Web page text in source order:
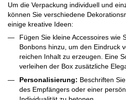
Um die Verpackung individuell und
können Sie verschiedene
einige kreative Ideen:
Fügen Sie kleine Accessoires wie
Bonbons hinzu, um den Eindruck
reichen Inhalt zu erzeugen. Eine
verleihen der Box zusätzliche
Personalisierung: Beschriften
des Empfängers oder einer